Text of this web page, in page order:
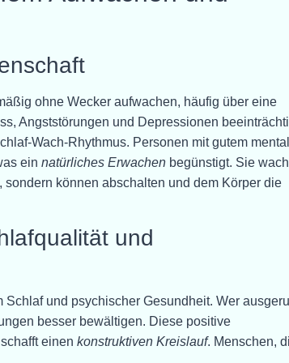
ohne Wecker aufwachen, häufig über eine
Angststörungen und Depressionen
Wach-Rhythmus. Personen mit gutem
ein natürliches Erwachen begünstigt. Sie
können abschalten und dem Körper die
und
Schlaf und psychischer Gesundheit. Wer
besser bewältigen. Diese positive
einen konstruktiven Kreislauf. Menschen,